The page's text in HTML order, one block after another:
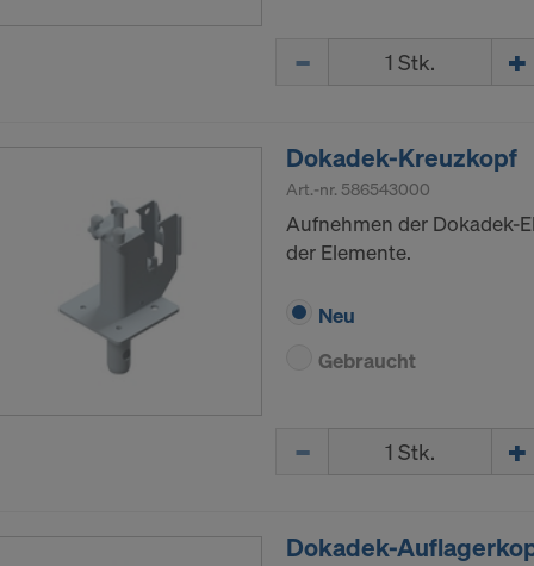
Dokadek-Kreuzkopf
Art.-nr. 586543000
Aufnehmen der Dokadek-
der Elemente.
Neu
Gebraucht
Dokadek-